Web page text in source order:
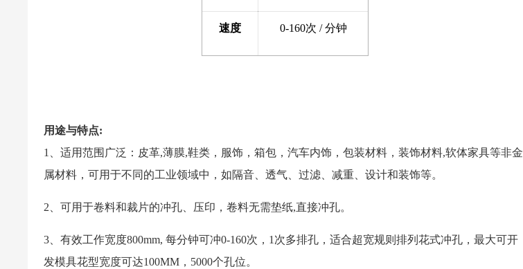
速度 0-160次 / 分钟
用途与特点:
1、适用范围广泛：皮革,薄膜,鞋类，服饰，箱包，汽车内饰，包装材料，装饰材料,软体家具等非金
属材料，可用于不同的工业领域中，如隔音、透气、过滤、减重、设计和装饰等。
2、可用于卷料和裁片的冲孔、压印，卷料无需垫纸,直接冲孔。
3、有效工作宽度800mm, 每分钟可冲0-160次，1次多排孔，适合超宽规则排列花式冲孔，最大可开
发模具花型宽度可达100MM，5000个孔位。